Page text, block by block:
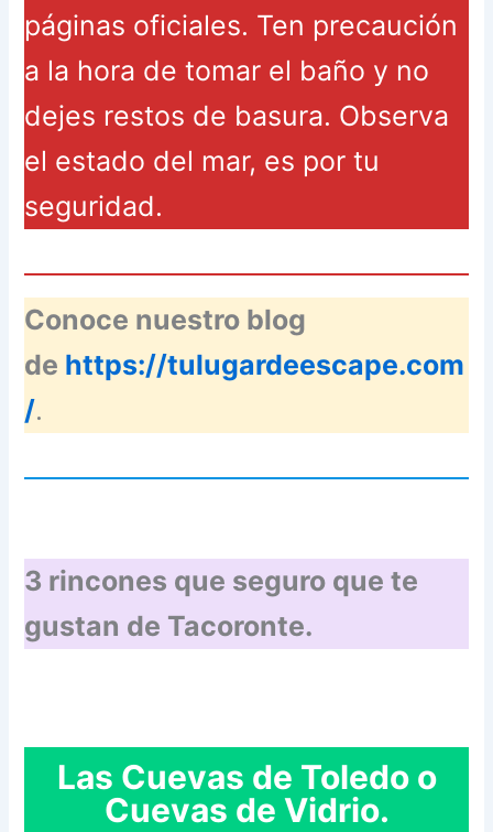
páginas oficiales. Ten precaución
a la hora de tomar el baño y no
dejes restos de basura. Observa
el estado del mar, es por tu
seguridad.
Conoce nuestro blog
de https://tulugardeescape.com
/.
3 rincones que seguro que te
gustan de Tacoronte.
Las Cuevas de Toledo o
Cuevas de Vidrio.